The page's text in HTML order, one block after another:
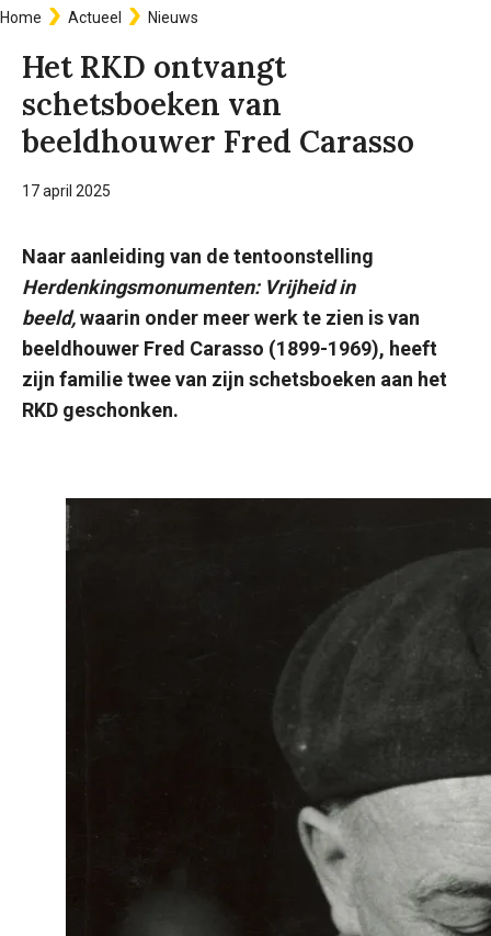
Kruimelpad
Home Actueel Nieuws
Het RKD ontvangt
schetsboeken van
beeldhouwer Fred Carasso
17 april 2025
Naar aanleiding van de tentoonstelling
Herdenkingsmonumenten: Vrijheid in
beeld,waarin onder meer werk te zien is van
beeldhouwer Fred Carasso (1899-1969), heeft
zijn familie twee van zijn schetsboeken aan het
RKD geschonken.